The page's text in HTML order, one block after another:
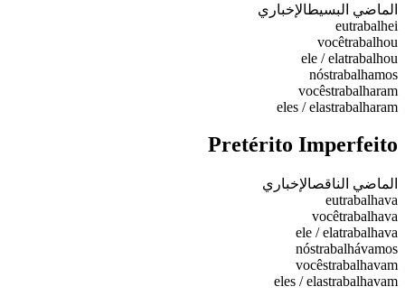
الماضي البسيطالإخباري
eutrabalhei
vocêtrabalhou
ele / elatrabalhou
nóstrabalhamos
vocêstrabalharam
eles / elastrabalharam
Pretérito Imperfeito
الماضي الناقصالإخباري
eutrabalhava
vocêtrabalhava
ele / elatrabalhava
nóstrabalhávamos
vocêstrabalhavam
eles / elastrabalhavam